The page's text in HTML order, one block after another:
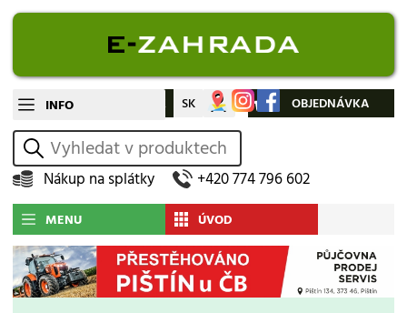
INFO CZ SK Můj účet OBJEDNÁVKA
vyhledat
Nákup na splátky +420 774 796 602
MENU ÚVOD